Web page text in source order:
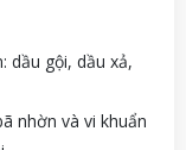
dầu gội, dầu xả,
nhờn và vi khuẩn